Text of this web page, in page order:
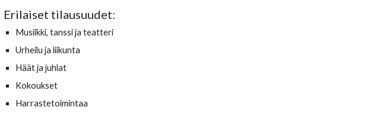
Erilaiset tilausuudet:
Musiikki, tanssi ja teatteri
Urheilu ja liikunta
Häät ja juhlat
Kokoukset
Harrastetoimintaa